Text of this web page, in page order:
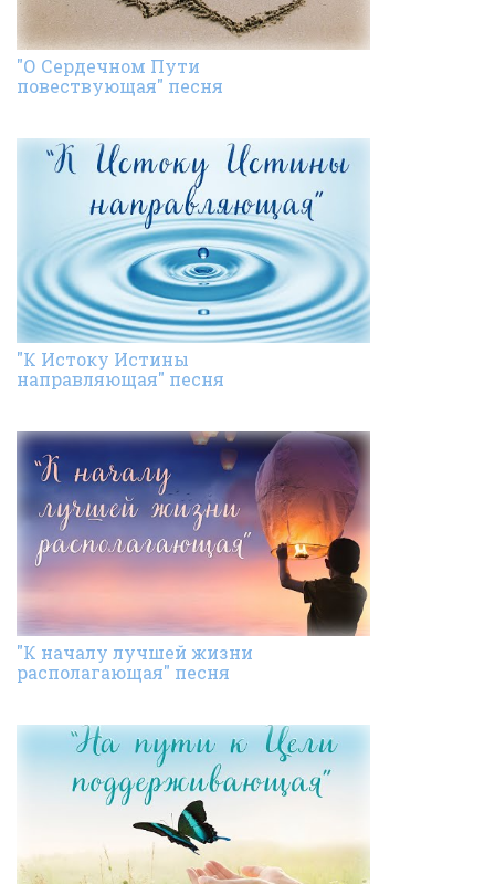
"О Сердечном Пути
повествующая" песня
"К Истоку Истины
направляющая" песня
"К началу лучшей жизни
располагающая" песня